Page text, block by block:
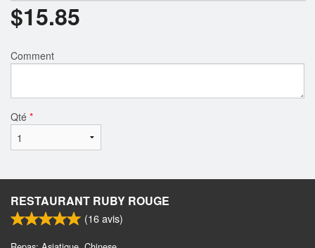
$15.85
Comment
Qté *
RESTAURANT RUBY ROUGE
(16avis)